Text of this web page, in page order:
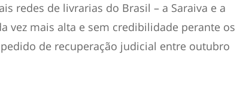
redes de livrarias do Brasil – a Saraiva e a
vez mais alta e sem credibilidade perante os
de recuperação judicial entre outubro